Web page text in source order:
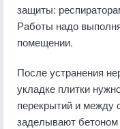
защиты:
Работы надо
помещении.
После устранения
укладке плитки
перекрытий и между
заделывают